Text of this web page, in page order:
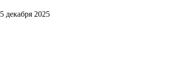
5 декабря 2025